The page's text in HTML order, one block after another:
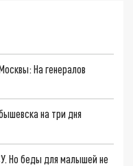
На генералов
на три дня
Но беды для малышей не